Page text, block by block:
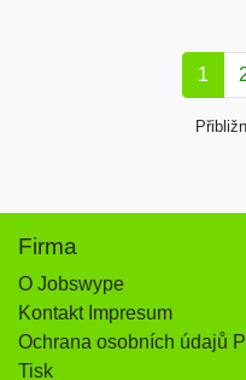
1
Firma
O Jobswype
Kontakt Impresum
Ochrana osobních údajů
Tisk